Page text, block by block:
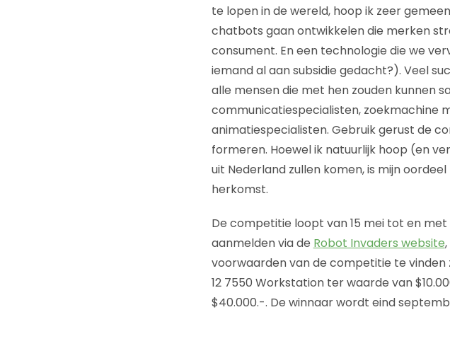
te lopen in de wereld, hoop ik zeer
chatbots gaan ontwikkelen die merken
consument. En een technologie die we
iemand al aan subsidie gedacht?). Veel
alle mensen die met hen zouden kunnen
communicatiespecialisten, zoekmachine
animatiespecialisten. Gebruik gerust de
formeren. Hoewel ik natuurlijk hoop (en
uit Nederland zullen komen, is mijn
herkomst.
De competitie loopt van 15 mei tot en
aanmelden via de Robot Invaders website
voorwaarden van de competitie te vinden
12 7550 Workstation ter waarde van
$40.000.-. De winnaar wordt eind